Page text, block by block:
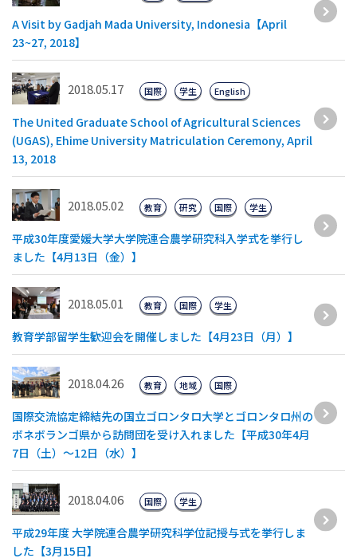
A Visit by Gadjah Mada University, Indonesia【April
23~27, 2018】
2018.05.17
The United Graduate School of Agricultural Sciences
(UGAS), Ehime University Matriculation Ceremony, April
13, 2018
国際 学生 English
2018.05.02
平成30年度愛媛大学大学院連合農学研究科入学式を挙行し
ました【4月13日（金）】
教育 研究 国際 学生
2018.05.01
教育学部留学生歓迎会を開催しました【4月23日（月）】
教育 国際 学生
2018.04.26
国際交流協定締結先の国立ゴロンタロ大学とゴロンタロ州の
ボネボランゴ県から訪問団を受け入れました【平成30年4月
7日（土）〜12日（水）】
教育 地域 国際
2018.04.06
平成29年度 大学院連合農学研究科学位記授与式を挙行しま
した【3月15日】
国際 学生